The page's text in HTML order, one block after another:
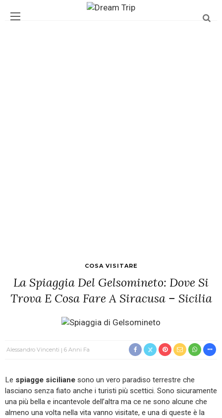
COSA VISITARE
La Spiaggia Del Gelsomineto: Dove Si
Trova E Cosa Fare A Siracusa – Sicilia
Alessandro Vincenti 6 Anni Fa
Le spiagge siciliane sono un vero paradiso terrestre che
lasciano senza fiato anche i turisti più scettici. Sono sicuramente
una più bella e incantevole dell’altra ma ce ne sono alcune che
almeno una volta nella vita vanno visitate, e una di queste è la